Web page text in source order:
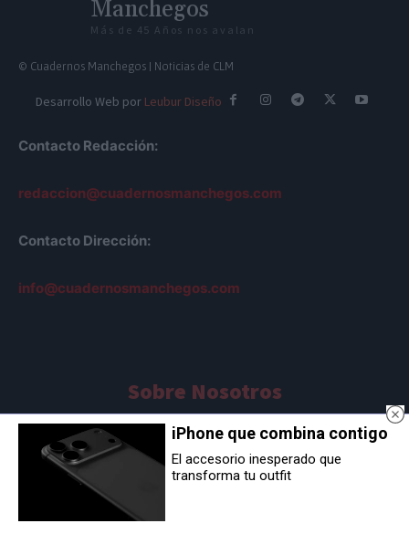
Manchegos
Más de 45 Años nos avalan
© Cuadernos Manchegos | Noticias de CLM
Desarrollo Web por Leubur Diseño
Contacto Redacción:
redaccion@cuadernosmanchegos.com
Contacto Dirección:
info@cuadernosmanchegos.com
Sobre Nosotros
AVISO LEGAL
POLÍTICA DE COOKIES
POLÍTICA DE PRIVACIDAD
iPhone que combina contigo
El accesorio inesperado que
transforma tu outfit